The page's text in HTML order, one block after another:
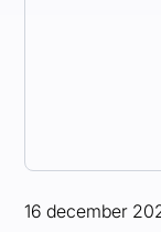
16 december